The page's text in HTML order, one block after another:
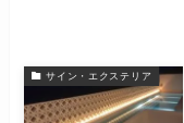
サイン・エクステリア